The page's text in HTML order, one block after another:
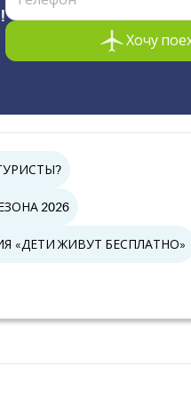
Хочу
2026
«ДЕТИ ЖИВУТ БЕСПЛАТНО»